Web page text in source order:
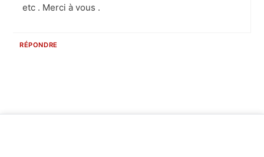
etc . Merci à vous .
RÉPONDRE